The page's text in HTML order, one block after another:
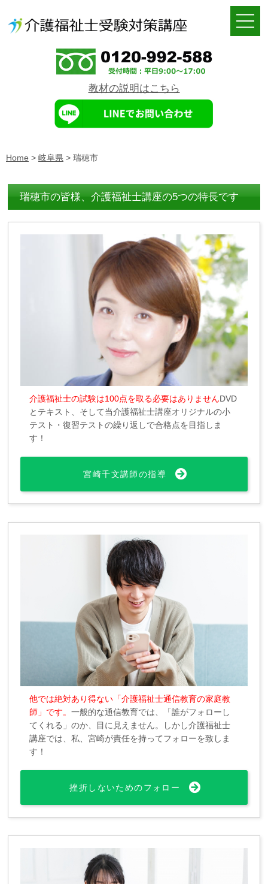
教材の説明はこちら
Home > 岐阜県 > 瑞穂市
瑞穂市の皆様、介護福祉士講座の5つの特長です
介護福祉士の試験は100点を取る必要はありませんDVD
とテキスト、そして当介護福祉士講座オリジナルの小
テスト・復習テストの繰り返しで合格点を目指しま
す！
宮崎千文講師の指導
他では絶対あり得ない「介護福祉士通信教育の家庭教
師」です。一般的な通信教育では、「誰がフォローし
てくれる」のか、目に見えません。しかし介護福祉士
講座では、私、宮崎が責任を持ってフォローを致しま
す！
挫折しないためのフォロー